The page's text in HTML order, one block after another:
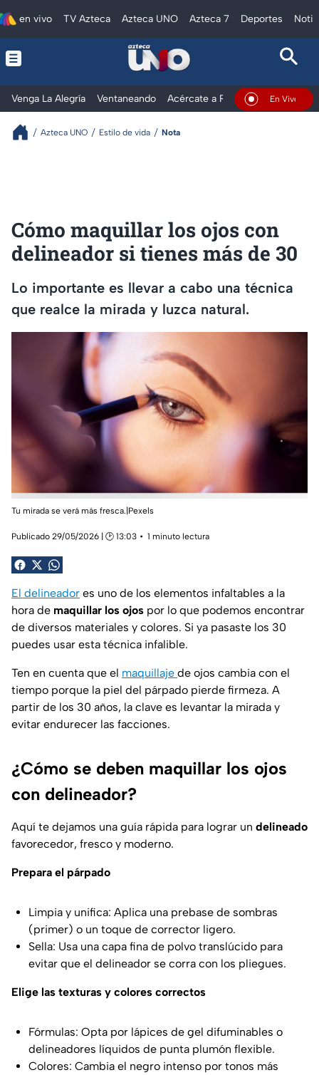
en vivo TV Azteca Azteca UNO Azteca 7 Deportes
Venga La Alegría Ventaneando Acércate a Rocío Al Extremo
En Vivo
Azteca UNO Estilo de vida Nota
Cómo maquillar los ojos con
delineador si tienes más de 30
Lo importante es llevar a cabo una técnica
que realce la mirada y luzca natural.
Tu mirada se verá más fresca.|Pexels
Publicado 29/05/2026 | 🕑 13:03 1 minuto lectura
El delineador es uno de los elementos infaltables a la
hora de maquillar los ojos por lo que podemos encontrar
de diversos materiales y colores. Si ya pasaste los 30
puedes usar esta técnica infalible.
Ten en cuenta que el maquillaje de ojos cambia con el
tiempo porque la piel del párpado pierde firmeza. A
partir de los 30 años, la clave es levantar la mirada y
evitar endurecer las facciones.
¿Cómo se deben maquillar los ojos
con delineador?
Aquí te dejamos una guía rápida para lograr un delineado
favorecedor, fresco y moderno.
Prepara el párpado
Limpia y unifica: Aplica una prebase de sombras
(primer) o un toque de corrector ligero.
Sella: Usa una capa fina de polvo translúcido para
evitar que el delineador se corra con los pliegues.
Elige las texturas y colores correctos
Fórmulas: Opta por lápices de gel difuminables o
delineadores líquidos de punta plumón flexible.
Colores: Cambia el negro intenso por tonos más